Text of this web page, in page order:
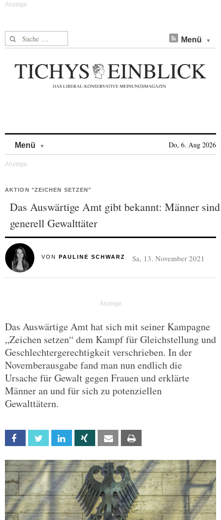
Suche nach: Menü
Menü Do, 6. Aug 2026
AKTION "ZEICHEN SETZEN"
Das Auswärtige Amt gibt bekannt: Männer sind
generell Gewalttäter
VON PAULINE SCHWARZ Sa, 13. November 2021
Das Auswärtige Amt hat sich mit seiner Kampagne
„Zeichen setzen“ dem Kampf für Gleichstellung und
Geschlechtergerechtigkeit verschrieben. In der
Novemberausgabe fand man nun endlich die
Ursache für Gewalt gegen Frauen und erklärte
Männer an und für sich zu potenziellen
Gewalttätern.
Facebook Twitter Linkedin Xing Email